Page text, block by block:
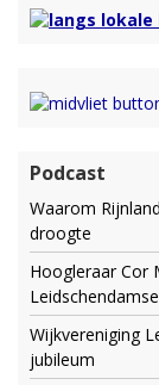
Podcast
Waarom
droogte
Hoogleraar Cor
Wijkvereniging
jubileum